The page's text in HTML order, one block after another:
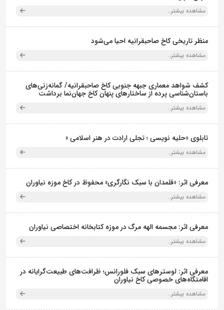
مشاهده بیشتر..
منظر تاریخی کاخ صاحبقرانیه احیا می‌شود
مشاهده بیشتر..
کشف شواهد معماری جبهه جنوبی کاخ صاحبقرانیه/ گمانه‌زنی‌های
باستان‌شناسی پرده از ساختارهای پنهان کاخ جهان‌نما برداشت
مشاهده بیشتر..
تابلوی «حلیه نویسی ؛ تجلی ارادت در هنر اسلامی »
مشاهده بیشتر..
معرفی اثر: «قلمدان با سبک نگارگری» محفوظ در کاخ موزه نیاوران
مشاهده بیشتر..
معرفی اثر: مجسمه الهه مرگ در موزه کتابخانه اختصاصی نیاوران
مشاهده بیشتر..
معرفی اثر: لوسترهای سبک فلورانس؛ ظرافت‌های طبیعت‌گرایانه در
اقامتگاه‌های خصوصی کاخ نیاوران
مشاهده بیشتر..